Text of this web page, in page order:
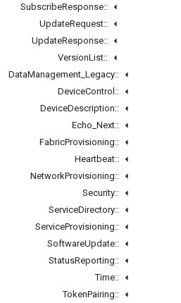
::
SubscribeResponse
::
UpdateRequest
::
UpdateResponse
::
VersionList
::
DataManagement Legacy
::
DeviceControl
::
DeviceDescription
::
Echo Next
::
FabricProvisioning
::
Heartbeat
::
NetworkProvisioning
::
Security
::
ServiceDirectory
::
ServiceProvisioning
::
SoftwareUpdate
::
StatusReporting
::
Time
::
TokenPairing